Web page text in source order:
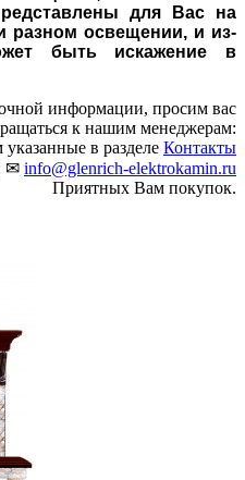
для Вас на
разном освещении, и из-
быть искажение в
информации, просим вас
к нашим менеджерам:
в разделе Контакты
✉ info@glenrich-elektrokamin.ru
Приятных Вам покупок.